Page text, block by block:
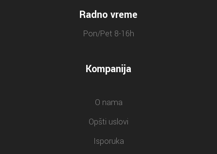
Radno vreme
Pon/Pet 8-16h
Kompanija
O nama
Opšti uslovi
Isporuka